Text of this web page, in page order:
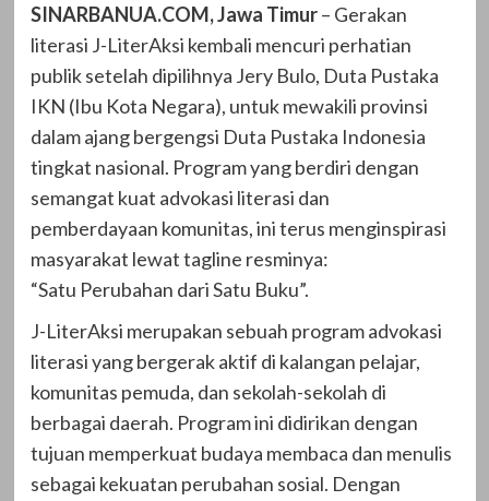
SINARBANUA.COM, Jawa Timur– Gerakan
literasi J-LiterAksi kembali mencuri perhatian
publik setelah dipilihnya Jery Bulo, Duta Pustaka
IKN (Ibu Kota Negara), untuk mewakili provinsi
dalam ajang bergengsi Duta Pustaka Indonesia
tingkat nasional. Program yang berdiri dengan
semangat kuat advokasi literasi dan
pemberdayaan komunitas, ini terus menginspirasi
masyarakat lewat tagline resminya:
“Satu Perubahan dari Satu Buku”.
J-LiterAksi merupakan sebuah program advokasi
literasi yang bergerak aktif di kalangan pelajar,
komunitas pemuda, dan sekolah-sekolah di
berbagai daerah. Program ini didirikan dengan
tujuan memperkuat budaya membaca dan menulis
sebagai kekuatan perubahan sosial. Dengan